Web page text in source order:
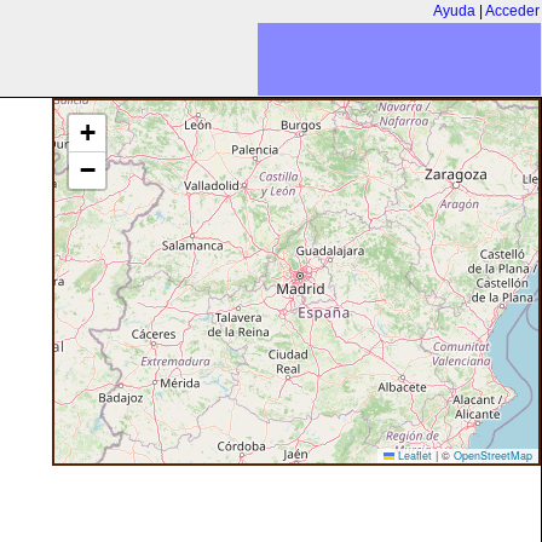
Ayuda Acceder
+
−
Leaflet | © OpenStreetMap